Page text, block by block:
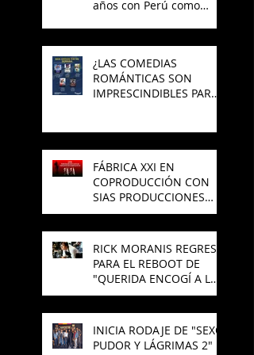
años con Perú como
¿LAS COMEDIAS
ROMÁNTICAS SON
IMPRESCINDIBLES PARA
FÁBRICA XXI EN
COPRODUCCIÓN CON
SIAS PRODUCCIONES
PREPARAN NUEVA
RICK MORANIS REGRESA
PARA EL REBOOT DE
"QUERIDA ENCOGÍ A LOS
NIÑOS"
INICIA RODAJE DE "SEXO,
PUDOR Y LÁGRIMAS 2"